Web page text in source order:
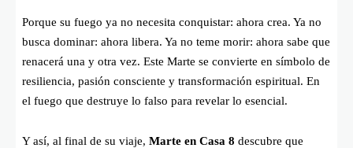
Porque su fuego ya no necesita conquistar: ahora crea. Ya no
busca dominar: ahora libera. Ya no teme morir: ahora sabe que
renacerá una y otra vez. Este Marte se convierte en símbolo de
resiliencia, pasión consciente y transformación espiritual. En
el fuego que destruye lo falso para revelar lo esencial.
Y así, al final de su viaje, Marte en Casa 8 descubre que